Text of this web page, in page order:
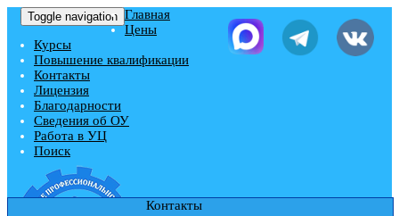
Toggle navigation Главная
Цены
Курсы
Повышение квалификации
Контакты
Лицензия
Благодарности
Сведения об ОУ
Работа в УЦ
Поиск
Контакты